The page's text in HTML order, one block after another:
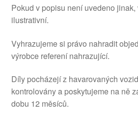
Pokud v popisu není uvedeno jinak,
ilustrativní.
Vyhrazujeme si právo nahradit
výrobce referení nahrazující.
Díly pocházejí z havarovaných
kontrolovány a poskytujeme na ně
dobu 12 měsíců.